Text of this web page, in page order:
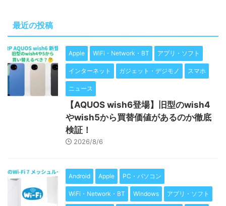
最近の投稿
Apple WiFi・Network・BT アプリ・ソフト
インターネット ガジェット・デジモノ スマホ
ニュース
【AQUOS wish6登場】旧型のwish4
やwish5から買替価値があるのか徹底
検証！
2026/8/6
Android Apple PC・パソコン
WiFi・Network・BT Windows アプリ・ソフト